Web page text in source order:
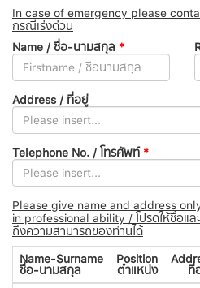
In case of emergency please
กรณีเร่งด่วน
Name / ชื่อ-นามสกุล *
Address / ที่อยู่
Telephone No. / โทรศัพท์ *
Please give name and address
in professional ability / โปรดให้ชื่อแ
ถึงความสามารถของท่านได้
Name-Surname
ชื่อ-นามสกุล
Position
ตำแหน่ง
ที่